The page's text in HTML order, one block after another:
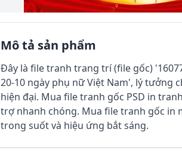
Mô tả sản phẩm
Đây là file tranh trang trí (file gốc)
20-10 ngày phụ nữ Việt Nam', lý tưởng
hiện đại. Mua file tranh gốc PSD in
trợ nhanh chóng. Mua file tranh gốc in
trong suốt và hiệu ứng bắt sáng.